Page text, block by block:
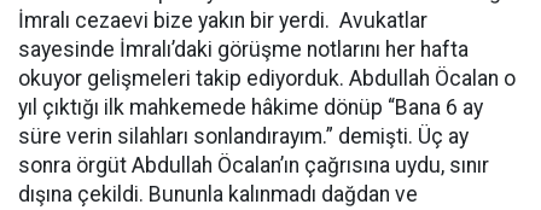
İmralı cezaevi bize yakın bir yerdi. Avukatlar
sayesinde İmralı’daki görüşme notlarını her hafta
okuyor gelişmeleri takip ediyorduk. Abdullah Öcalan o
yıl çıktığı ilk mahkemede hâkime dönüp “Bana 6 ay
süre verin silahları sonlandırayım.” demişti. Üç ay
sonra örgüt Abdullah Öcalan’ın çağrısına uydu, sınır
dışına çekildi. Bununla kalınmadı dağdan ve